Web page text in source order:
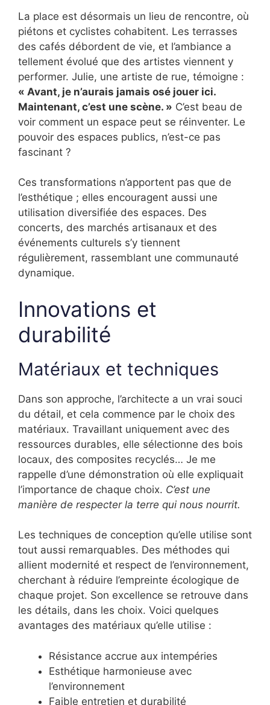
La place est désormais un lieu de rencontre, où
piétons et cyclistes cohabitent. Les terrasses
des cafés débordent de vie, et l’ambiance a
tellement évolué que des artistes viennent y
performer. Julie, une artiste de rue, témoigne :
« Avant, je n’aurais jamais osé jouer ici.
Maintenant, c’est une scène. » C’est beau de
voir comment un espace peut se réinventer. Le
pouvoir des espaces publics, n’est-ce pas
fascinant ?
Ces transformations n’apportent pas que de
l’esthétique ; elles encouragent aussi une
utilisation diversifiée des espaces. Des
concerts, des marchés artisanaux et des
événements culturels s’y tiennent
régulièrement, rassemblant une communauté
dynamique.
Innovations et
durabilité
Matériaux et techniques
Dans son approche, l’architecte a un vrai souci
du détail, et cela commence par le choix des
matériaux. Travaillant uniquement avec des
ressources durables, elle sélectionne des bois
locaux, des composites recyclés… Je me
rappelle d’une démonstration où elle expliquait
l’importance de chaque choix. C’est une
manière de respecter la terre qui nous nourrit.
Les techniques de conception qu’elle utilise sont
tout aussi remarquables. Des méthodes qui
allient modernité et respect de l’environnement,
cherchant à réduire l’empreinte écologique de
chaque projet. Son excellence se retrouve dans
les détails, dans les choix. Voici quelques
avantages des matériaux qu’elle utilise :
Résistance accrue aux intempéries
Esthétique harmonieuse avec
l’environnement
Faible entretien et durabilité